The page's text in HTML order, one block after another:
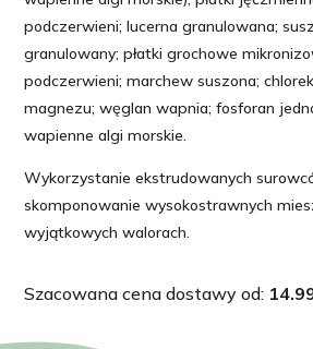
podczerwieni; lucerna granulowana;
granulowany; płatki grochowe
podczerwieni; marchew suszona;
magnezu; węglan wapnia; fosforan
wapienne algi morskie.
Wykorzystanie ekstrudowanych
skomponowanie wysokostrawnych
wyjątkowych walorach.
Szacowana cena dostawy od: